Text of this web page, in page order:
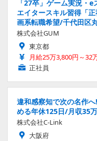
「27卒」ゲーム実況・
エイタースキル習得「
画系転職希望/千代田区
株式会社GUM
東京都
月給25万3,800円～32
正社員
違和感察知で次の名作
める年休125日/月収35
株式会社C-Link
大阪府